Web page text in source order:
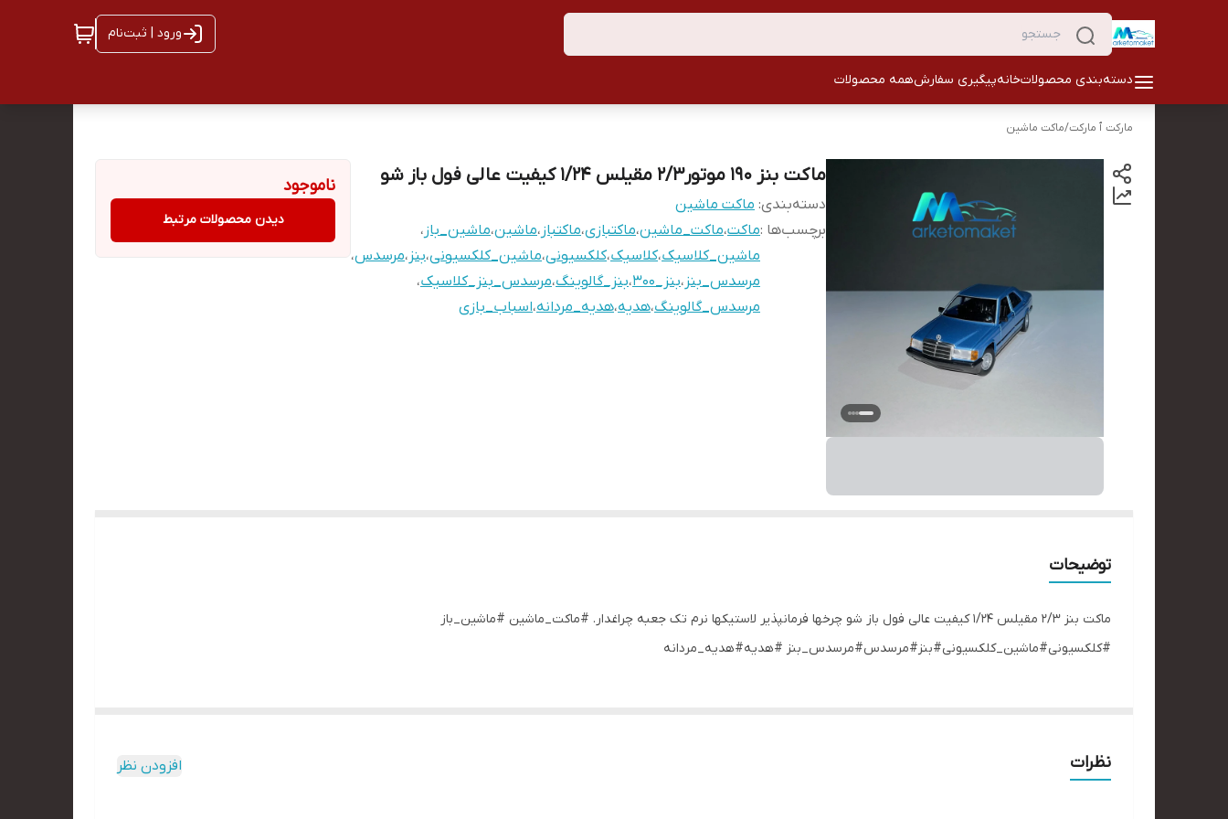
ورود | ثبت‌نام
دسته‌بندی محصولاتخانهپیگیری سفارشهمه محصولات
مارکت ٱ مارکت/ماکت ماشین
ماکت بنز ۱۹۰ موتور۲/۳ مقیلس ۱/۲۴ کیفیت عالی فول باز شو
دسته‌بندی: ماکت ماشین
برچسب‌ها :ماکت،ماکت_ماشین،ماکتبازی،ماکتباز ،ماشین،ماشین_باز ،
ماشین_کلاسیک،کلاسیک،کلکسیونی،ماشین_کلکسیونی،بنز ،مرسدس،
مرسدس_بنز ،بنز_۳۰۰ ،بنز_گالوینگ،مرسدس_بنز_کلاسیک،
مرسدس_گالوینگ،هدیه،هدیه_مردانه،اسباب_بازی
ناموجود
دیدن محصولات مرتبط
توضیحات
ماکت بنز ۲/۳ مقیلس ۱/۲۴ کیفیت عالی فول باز شو چرخها فرمانپذیر لاستیکها نرم تک جعبه چراغدار. #ماکت_ماشین #ماشین_باز
#کلکسیونی#ماشین_کلکسیونی#بنز#مرسدس#مرسدس_بنز #هدیه#هدیه_مردانه
نظرات افزودن نظر